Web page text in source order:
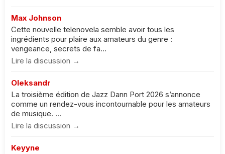
Max Johnson
Cette nouvelle telenovela semble avoir tous les
ingrédients pour plaire aux amateurs du genre :
vengeance, secrets de fa...
Lire la discussion →
Oleksandr
La troisième édition de Jazz Dann Port 2026 s’annonce
comme un rendez-vous incontournable pour les amateurs
de musique. ...
Lire la discussion →
Keyyne